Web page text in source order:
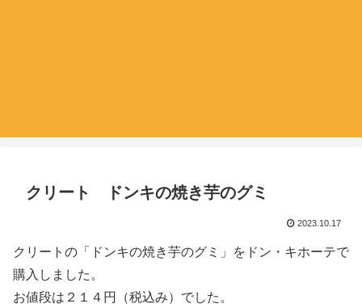
クリート ドンキの焼き芋のグミ
2023.10.17
クリートの「ドンキの焼き芋のグミ」をドン・キホーテで
購入しました。
お値段は２１４円（税込み）でした。